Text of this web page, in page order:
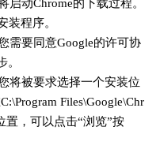
启动Chrome的下载过程。
装程序。
需要同意Google的许可协
。
将被要求选择一个安装位
Files\Google\Chr
置，可以点击“浏览”按